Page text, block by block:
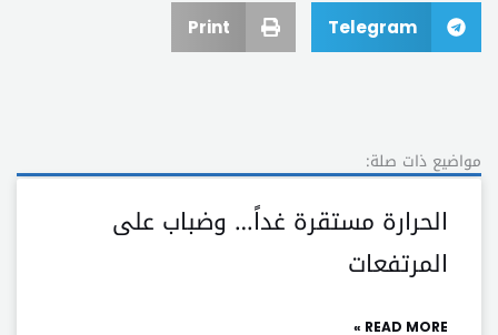
Telegram
Print
مواضيع ذات صلة:
الحرارة مستقرة غداً… وضباب على
المرتفعات
READ MORE »